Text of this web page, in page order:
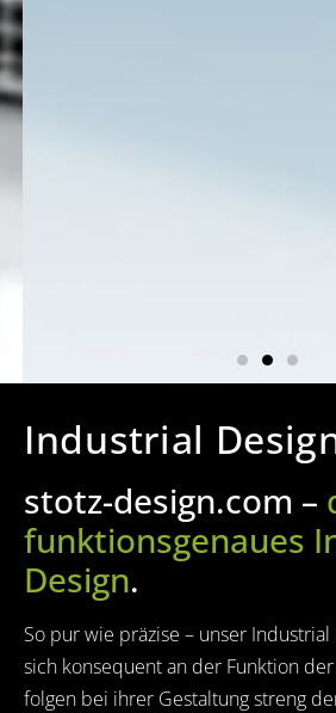
Industrial
stotz-design.com –
funktions­genaues
Design.
So pur wie präzise – unser
sich konsequent an der Funktion
folgen bei ihrer Gestaltung streng